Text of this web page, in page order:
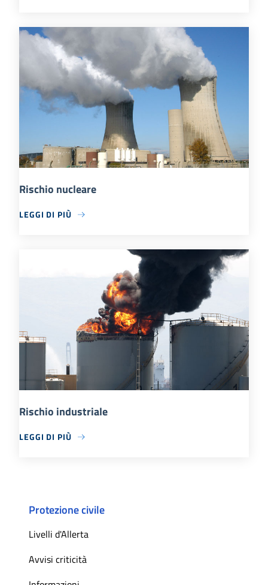
Rischio nucleare
LEGGI DI PIÙ
Rischio industriale
LEGGI DI PIÙ
Protezione civile
Livelli d'Allerta
Avvisi criticità